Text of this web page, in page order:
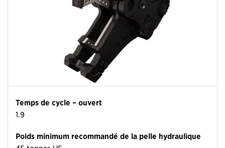
Temps de cycle – ouvert
1.9
Poids minimum recommandé de la pelle hydraulique